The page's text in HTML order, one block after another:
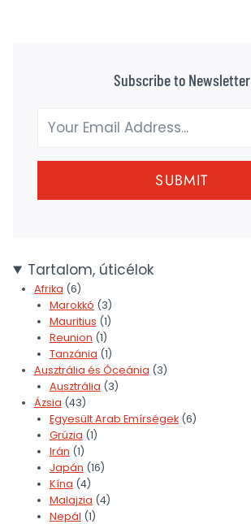
Subscribe to Newsletter
SUBMIT
Tartalom, úticélok
Afrika (6)
Marokkó (3)
Mauritius (1)
Reunion (1)
Tanzánia (1)
Ausztrália és Óceánia (3)
Ausztrália (3)
Ázsia (43)
Egyesült Arab Emírségek(6)
Grúzia (1)
Irán (1)
Japán (16)
Kína (4)
Malajzia (4)
Nepál (1)